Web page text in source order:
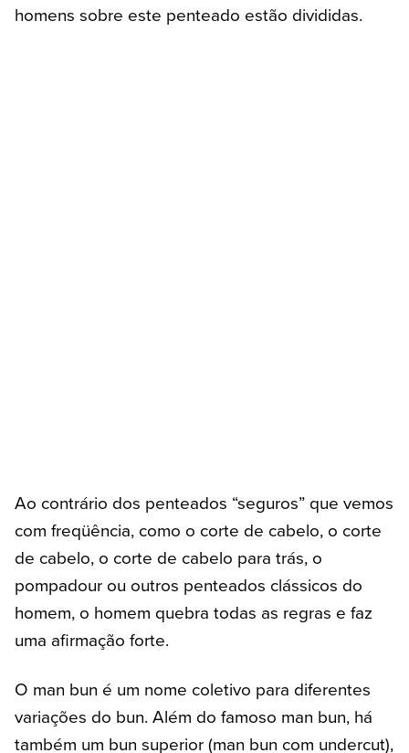
homens sobre este penteado estão divididas.
Ao contrário dos penteados “seguros” que vemos
com freqüência, como o corte de cabelo, o corte
de cabelo, o corte de cabelo para trás, o
pompadour ou outros penteados clássicos do
homem, o homem quebra todas as regras e faz
uma afirmação forte.
O man bun é um nome coletivo para diferentes
variações do bun. Além do famoso man bun, há
também um bun superior (man bun com undercut),